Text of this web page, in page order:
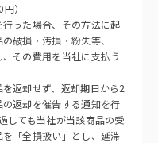
）
った場合、その方法に起
破損・汚損・紛失等、一
その費用を当社に支払う
返却せず、返却期日から2
返却を催告する通知を行
しても当社が当該商品の受
「全損扱い」とし、延滞